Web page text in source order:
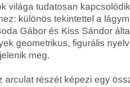
világa tudatosan
különös tekintettel a
Gábor és Kiss Sándor
geometrikus, figurális
meg.
arculat részét képezi egy